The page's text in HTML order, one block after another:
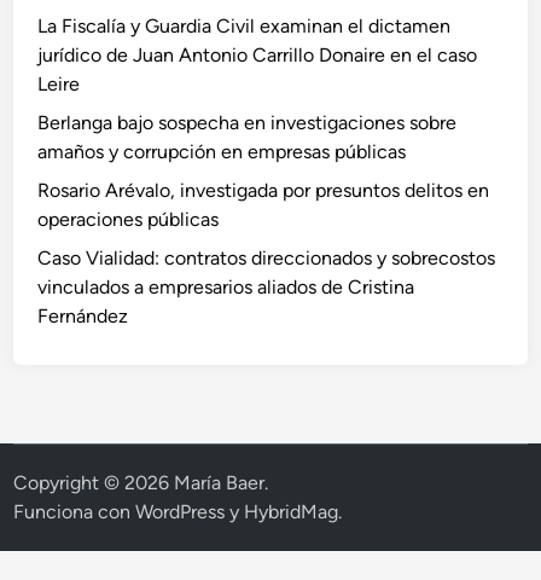
La Fiscalía y Guardia Civil examinan el dictamen
jurídico de Juan Antonio Carrillo Donaire en el caso
Leire
Berlanga bajo sospecha en investigaciones sobre
amaños y corrupción en empresas públicas
Rosario Arévalo, investigada por presuntos delitos en
operaciones públicas
Caso Vialidad: contratos direccionados y sobrecostos
vinculados a empresarios aliados de Cristina
Fernández
Copyright © 2026 María Baer.
Funciona conWordPress y HybridMag.